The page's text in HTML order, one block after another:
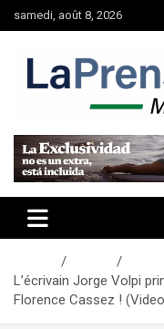
au
samedi, août 8, 2026
L’écrivain Jorge Volpi
Florence Cassez !